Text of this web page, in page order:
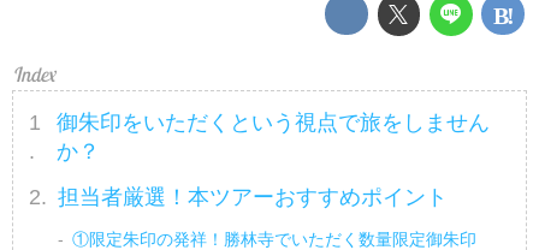
御朱印をいただくという視点で旅をしません
か？
担当者厳選！本ツアーおすすめポイント
①限定朱印の発祥！勝林寺でいただく数量限定御朱印